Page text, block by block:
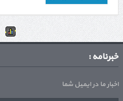
خبرنامه :
اخبار ما در ایمیل شما